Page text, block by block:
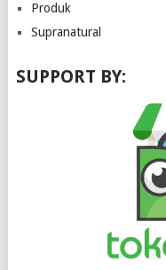
Produk
Supranatural
SUPPORT BY: